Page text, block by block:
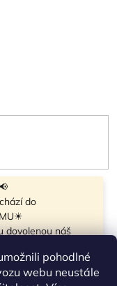
pohodlné
webu neustále
do
dovolenou náš
která máme